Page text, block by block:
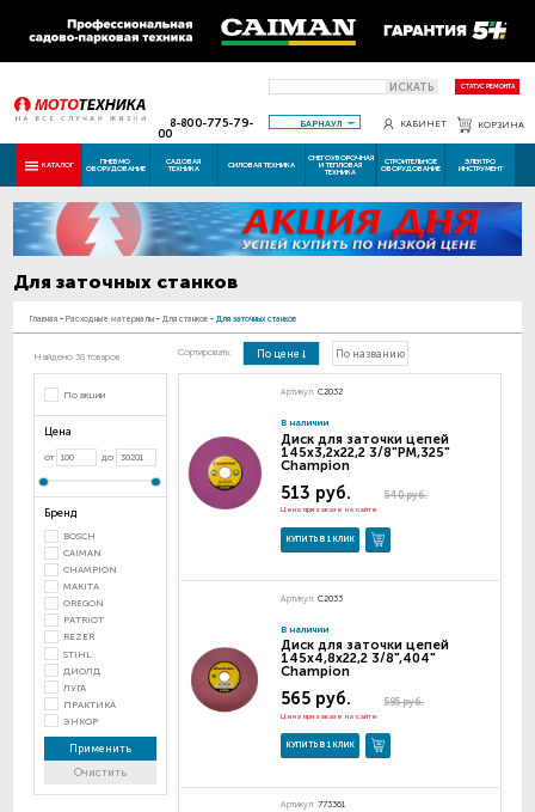
ИСКАТЬ СТАТУС РЕМОНТА
8-800-775-79-
00
БАРНАУЛ КАБИНЕТ КОРЗИНА
КАТАЛОГ ПНЕВМО
ОБОРУДОВАНИЕ
САДОВАЯ
ТЕХНИКА СИЛОВАЯ ТЕХНИКА
СНЕГОУБОРОЧНАЯ
И ТЕПЛОВАЯ
ТЕХНИКА
СТРОИТЕЛЬНОЕ
ОБОРУДОВАНИЕ
ЭЛЕКТРО
ИНСТРУМЕНТ
Для заточных станков
Главная - Расходные материалы - Для станков - Для заточных станков
Найдено 38 товаров
По акции
Цена
от до
Бренд
BOSCH
CAIMAN
CHAMPION
MAKITA
OREGON
PATRIOT
REZER
STIHL
ДИОЛД
ЛУГА
ПРАКТИКА
ЭНКОР
Применить
Очистить
Сортировать: По цене По названию
Артикул: C2032
В наличии
Диск для заточки цепей
145х3,2х22,2 3/8"РМ,325"
Champion
540 руб.
513 руб.
Цена при заказе на сайте
КУПИТЬ В 1 КЛИК
Артикул: C2033
В наличии
Диск для заточки цепей
145х4,8х22,2 3/8",404"
Champion
595 руб.
565 руб.
Цена при заказе на сайте
КУПИТЬ В 1 КЛИК
Артикул: 773361